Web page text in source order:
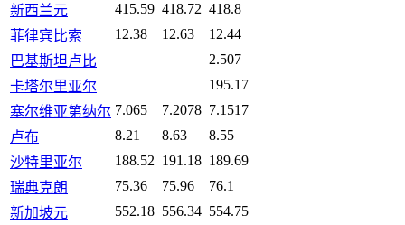
新西兰元
415.59 418.72 418.8
菲律宾比索
12.38 12.63
12.44
巴基斯坦卢比
2.507
卡塔尔里亚尔
195.17
塞尔维亚第纳尔 7.065 7.2078 7.1517
卢布
8.21 8.63
8.55
沙特里亚尔
188.52 191.18 189.69
瑞典克朗
75.36 75.96
76.1
新加坡元
552.18 556.34 554.75